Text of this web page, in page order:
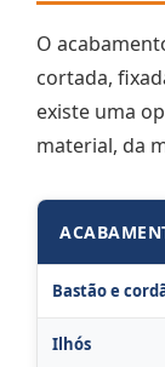
O
cortada,
existe uma
material, da
Bastão e
Ilhós